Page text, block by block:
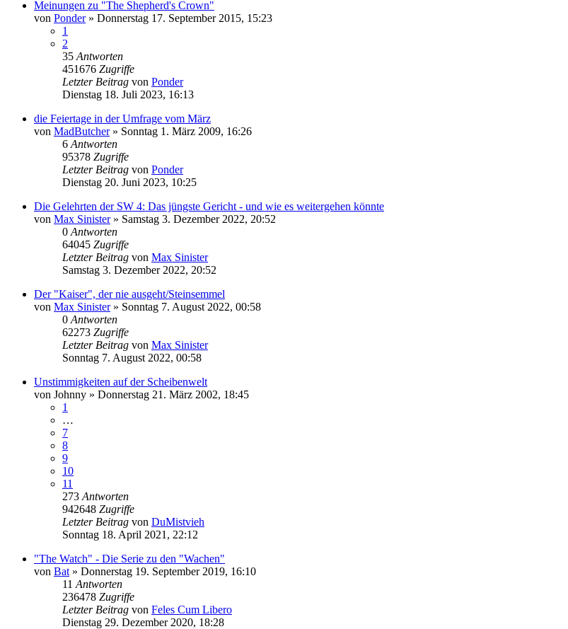
Meinungen zu "The Shepherd's Crown"
von Ponder» Donnerstag 17. September 2015, 15:23
1
2
35 Antworten
451676 Zugriffe
Letzter Beitrag von Ponder
Dienstag 18. Juli 2023, 16:13
die Feiertage in der Umfrage vom März
von MadButcher» Sonntag 1. März 2009, 16:26
6 Antworten
95378 Zugriffe
Letzter Beitrag von Ponder
Dienstag 20. Juni 2023, 10:25
Die Gelehrten der SW 4: Das jüngste Gericht - und wie es weitergehen könnte
von Max Sinister» Samstag 3. Dezember 2022, 20:52
0 Antworten
64045 Zugriffe
Letzter Beitrag von Max Sinister
Samstag 3. Dezember 2022, 20:52
Der "Kaiser", der nie ausgeht/Steinsemmel
von Max Sinister» Sonntag 7. August 2022, 00:58
0 Antworten
62273 Zugriffe
Letzter Beitrag von Max Sinister
Sonntag 7. August 2022, 00:58
Unstimmigkeiten auf der Scheibenwelt
von Johnny » Donnerstag 21. März 2002, 18:45
1
…
7
8
9
10
11
273 Antworten
942648 Zugriffe
Letzter Beitrag von DuMistvieh
Sonntag 18. April 2021, 22:12
"The Watch" - Die Serie zu den "Wachen"
von Bat » Donnerstag 19. September 2019, 16:10
11 Antworten
236478 Zugriffe
Letzter Beitrag von Feles Cum Libero
Dienstag 29. Dezember 2020, 18:28